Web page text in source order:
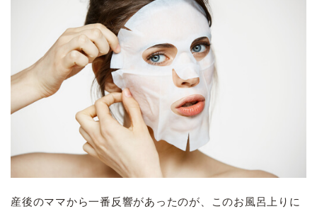
産後のママから一番反響があったのが、このお風呂上りに